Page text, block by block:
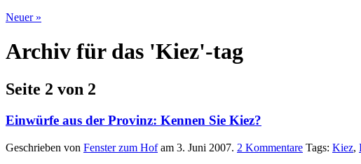
Neuer »
Archiv für das 'Kiez'-tag
Seite 2 von 2
Einwürfe aus der Provinz: Kennen Sie Kiez?
Geschrieben von Fenster zum Hofam 3. Juni 2007. 2 Kommentare Tags: Kiez,